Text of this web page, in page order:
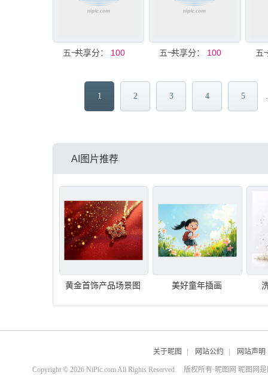
五一海报广告
共享分： 100 五一旅游广告
共享分： 100
1 2 3 4 5
AI图片推荐
黄金首饰产品场景图 美好童年插画
关于昵图 | 网站公约 | 网站声明
Copyright © 2026 NiPic.com All Rights Reserved 版权所有·昵图网 昵图网